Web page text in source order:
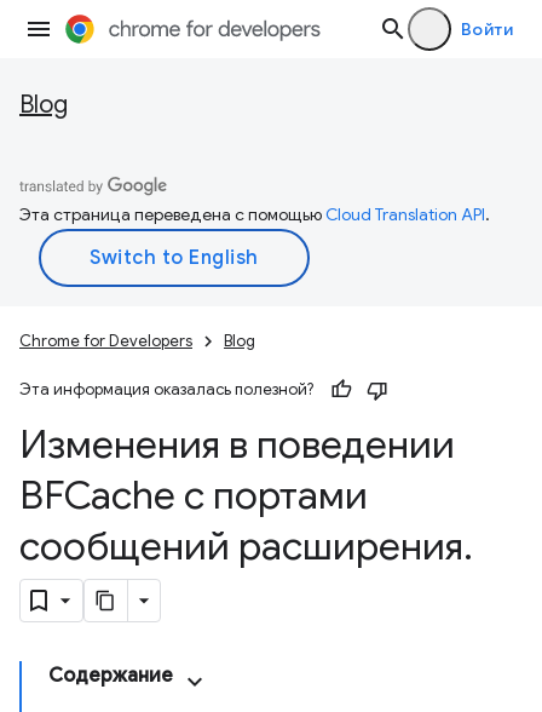
Войти
Blog
Эта страница переведена с помощьюCloud Translation API.
Chrome for Developers Blog
Эта информация оказалась полезной?
Изменения в поведении
BFCache с портами
сообщений расширения.
Содержание